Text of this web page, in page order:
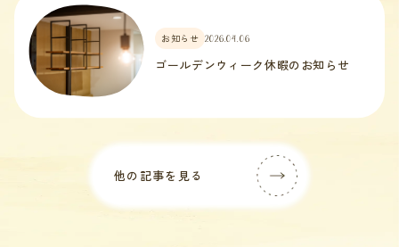
お知らせ 2026.04.06
ゴールデンウィーク休暇のお知らせ
他の記事を見る